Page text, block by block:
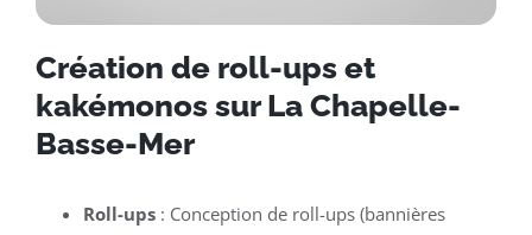
Création de roll-ups et
kakémonos sur La Chapelle-
Basse-Mer
Roll-ups: Conception de roll-ups (bannières